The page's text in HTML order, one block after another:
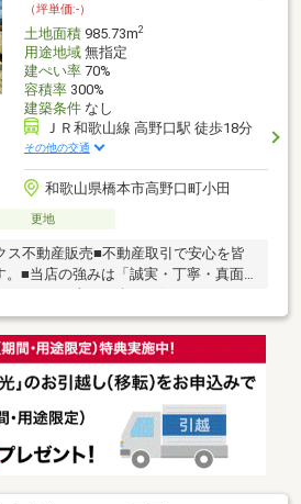
（坪単価:-）
土地面積985.73m2
用途地域無指定
建ぺい率70%
容積率300%
建築条件なし
ＪＲ和歌山線 高野口駅 徒歩18分
その他の交通
和歌山県橋本市高野口町小田
更地
不動産販売■不動産取引で安心を皆
。■当店の強みは「誠実・丁寧・真面
事だけでなく懸念点までしっかりとお
な金利のご提案（融資中・返済相
非正規雇用の方でも相談可能です。）
ご購入後のアフタ―フォローまで、一人